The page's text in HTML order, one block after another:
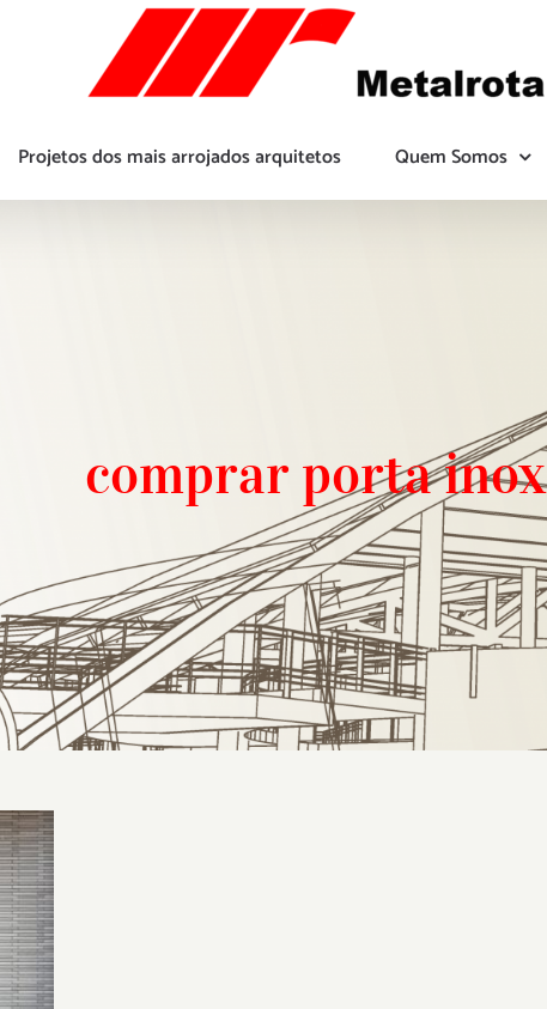
Projetos dos mais arrojados arquitetos Quem Somos
comprar porta inox